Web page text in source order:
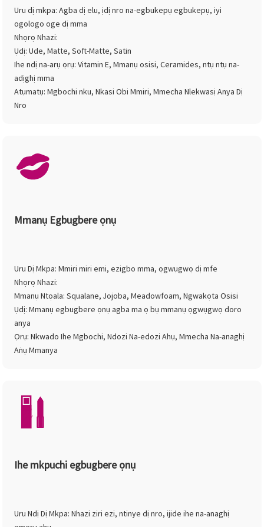
Uru dị mkpa: Agba dị elu, ịdị nro na-egbukepụ egbukepụ, iyi
ogologo oge dị mma
Nhọrọ Nhazi:
Ụdị: Ude, Matte, Soft-Matte, Satin
Ihe ndị na-arụ ọrụ: Vitamin E, Mmanụ osisi, Ceramides, ntụ ntụ na-
adịghị mma
Atụmatụ: Mgbochi nku, Nkasi Obi Mmiri, Mmecha Nlekwasị Anya Dị
Nro
Mmanụ Egbugbere ọnụ
Uru Dị Mkpa: Mmiri miri emi, ezigbo mma, ọgwụgwọ dị mfe
Nhọrọ Nhazi:
Mmanụ Ntọala: Squalane, Jojoba, Meadowfoam, Ngwakọta Osisi
Ụdị: Mmanụ egbugbere ọnụ agba ma ọ bụ mmanụ ọgwụgwọ doro
anya
Ọrụ: Nkwado Ihe Mgbochi, Ndozi Na-edozi Ahụ, Mmecha Na-anaghị
Aṅụ Mmanya
Ihe mkpuchi egbugbere ọnụ
Uru Ndị Dị Mkpa: Nhazi ziri ezi, ntinye dị nro, ijide ihe na-anaghị